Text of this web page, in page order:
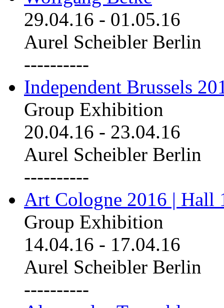
29.04.16 - 01.05.16
Aurel Scheibler Berlin
----------
Independent Brussels
Group Exhibition
20.04.16 - 23.04.16
Aurel Scheibler Berlin
----------
Art Cologne 2016 | Hall
Group Exhibition
14.04.16 - 17.04.16
Aurel Scheibler Berlin
----------